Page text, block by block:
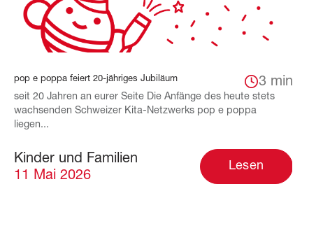
pop e poppa feiert 20-jähriges Jubiläum 3 min
seit 20 Jahren an eurer Seite Die Anfänge des heute stets
wachsenden Schweizer Kita-Netzwerks pop e poppa
liegen...
Kinder und Familien
11 Mai 2026
Lesen